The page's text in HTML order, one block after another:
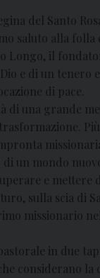
del Santo
saluto alla folla
Longo, il
e di un tenero
di pace.
di una grande
un mondo
e mettere
sulla scia di
missionario
in due
considerano